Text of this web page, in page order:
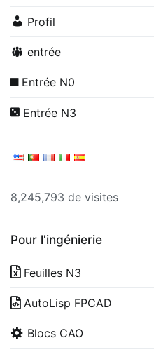
Profil
entrée
Entrée N0
Entrée N3
8,245,793 de visites
Pour l'ingénierie
Feuilles N3
AutoLisp FPCAD
Blocs CAO